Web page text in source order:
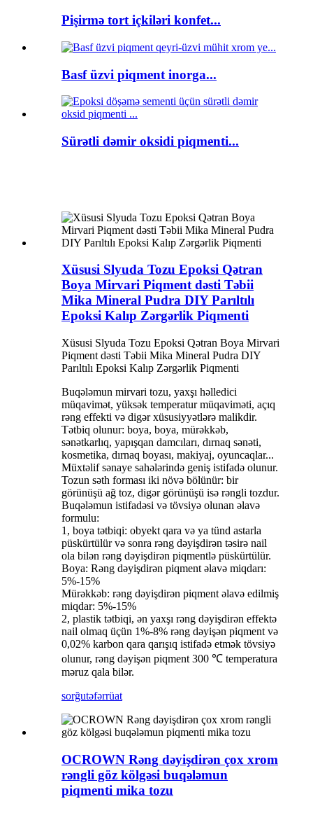
Pişirmə tort içkiləri konfet...
Basf üzvi piqment inorga...
Sürətli dəmir oksidi piqmenti...
Xüsusi Slyuda Tozu Epoksi Qətran
Boya Mirvari Piqment dəsti Təbii
Mika Mineral Pudra DIY Parıltılı
Epoksi Kalıp Zərgərlik Piqmenti
Xüsusi Slyuda Tozu Epoksi Qətran Boya Mirvari
Piqment dəsti Təbii Mika Mineral Pudra DIY
Parıltılı Epoksi Kalıp Zərgərlik Piqmenti
Buqələmun mirvari tozu, yaxşı həlledici
müqavimət, yüksək temperatur müqaviməti, açıq
rəng effekti və digər xüsusiyyətlərə malikdir.
Tətbiq olunur: boya, boya, mürəkkəb,
sənətkarlıq, yapışqan damcıları, dırnaq sənəti,
kosmetika, dırnaq boyası, makiyaj, oyuncaqlar...
Müxtəlif sənaye sahələrində geniş istifadə olunur.
Tozun səth forması iki növə bölünür: bir
görünüşü ağ toz, digər görünüşü isə rəngli tozdur.
Buqələmun istifadəsi və tövsiyə olunan əlavə
formulu:
1, boya tətbiqi: obyekt qara və ya tünd astarla
püskürtülür və sonra rəng dəyişdirən təsirə nail
ola bilən rəng dəyişdirən piqmentlə püskürtülür.
Boya: Rəng dəyişdirən piqment əlavə miqdarı:
5%-15%
Mürəkkəb: rəng dəyişdirən piqment əlavə edilmiş
miqdar: 5%-15%
2, plastik tətbiqi, ən yaxşı rəng dəyişdirən effektə
nail olmaq üçün 1%-8% rəng dəyişən piqment və
0,02% karbon qara qarışıq istifadə etmək tövsiyə
olunur, rəng dəyişən piqment 300 ℃ temperatura
məruz qala bilər.
sorğutəfərrüat
OCROWN Rəng dəyişdirən çox xrom
rəngli göz kölgəsi buqələmun
piqmenti mika tozu